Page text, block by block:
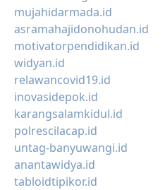
mujahidarmada.id
asramahajidonohudan.id
motivatorpendidikan.id
widyan.id
relawancovid19.id
inovasidepok.id
karangsalamkidul.id
polrescilacap.id
untag-banyuwangi.id
anantawidya.id
tabloidtipikor.id